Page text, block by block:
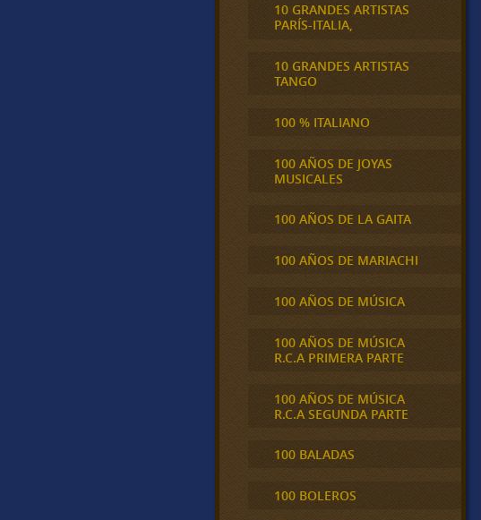
10 GRANDES ARTISTAS
PARÍS-ITALIA,
10 GRANDES ARTISTAS
TANGO
100 % ITALIANO
100 AÑOS DE JOYAS
MUSICALES
100 AÑOS DE LA GAITA
100 AÑOS DE MARIACHI
100 AÑOS DE MÚSICA
100 AÑOS DE MÚSICA
R.C.A PRIMERA PARTE
100 AÑOS DE MÚSICA
R.C.A SEGUNDA PARTE
100 BALADAS
100 BOLEROS